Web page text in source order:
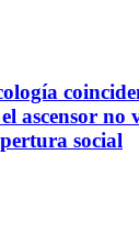
ascensor no
social